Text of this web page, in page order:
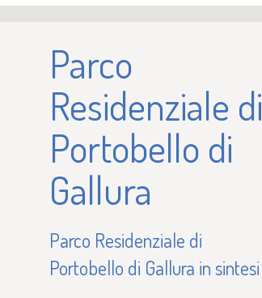
Parco
Residenziale di
Portobello di
Gallura
Parco Residenziale di
Portobello di Gallura in sintesi